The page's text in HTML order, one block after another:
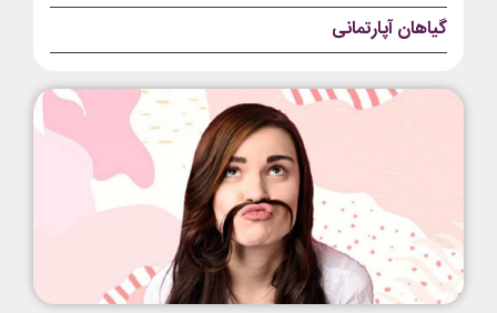
گیاهان آپارتمانی